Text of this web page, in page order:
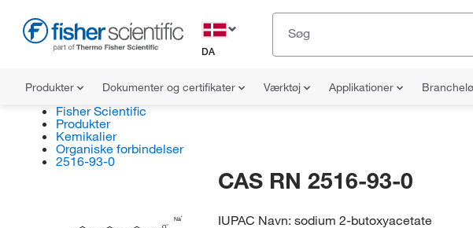
DA
Produkter Dokumenter og certifikater Værktøj Applikationer
Fisher Scientific
Produkter
Kemikalier
Organiske forbindelser
2516-93-0
Na
O
CAS RN 2516-93-0
IUPAC Navn:sodium 2-butoxyacetate